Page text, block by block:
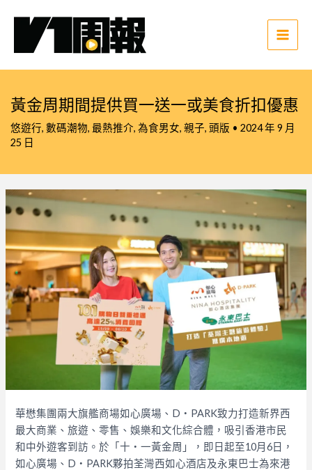
Main
黃金周期間提供買一送一或美食折扣優惠
悠遊行, 數碼潮物, 最熱推介, 為食男女, 親子, 頭版 • 2024 年 9 月
25 日
華懋集團兩大旗艦商場如心廣場、D‧PARK致力打造新界西
最大商業、旅遊、零售、娛樂和文化綜合體，吸引香港市民
和中外遊客到訪。於「十‧一黃金周」，即日起至10月6日，
如心廣場、D‧PARK夥拍荃灣西如心酒店及永東巴士為來港